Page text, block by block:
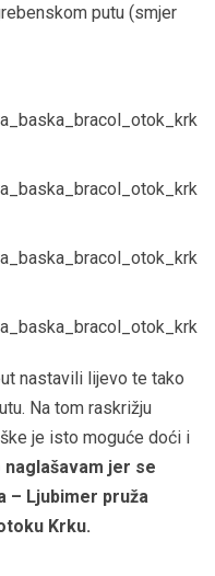
putu (smjer
nastavili lijevo te tako
Na tom raskrižju
je isto moguće doći i
naglašavam jer se
– Ljubimer pruža
Krku.